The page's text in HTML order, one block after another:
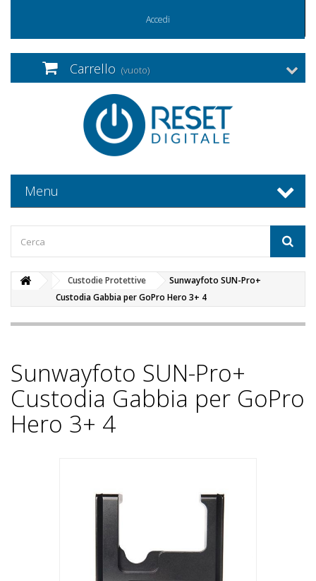
Accedi
Carrello (vuoto)
Menu
Custodie Protettive
Sunwayfoto SUN-Pro+
Custodia Gabbia per GoPro Hero 3+ 4
Sunwayfoto SUN-Pro+
Custodia Gabbia per GoPro
Hero 3+ 4